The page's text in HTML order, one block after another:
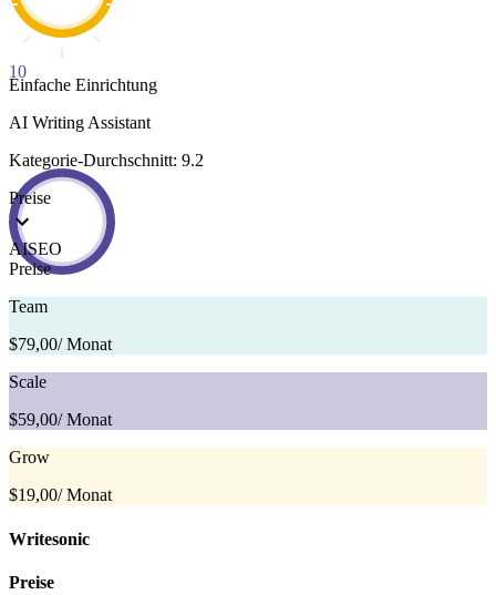
10
Einfache Einrichtung
AI Writing Assistant
Kategorie-Durchschnitt: 9.2
Preise
AISEO
Preise
Team
$79,00/ Monat
Scale
$59,00/ Monat
Grow
$19,00/ Monat
Writesonic
Preise